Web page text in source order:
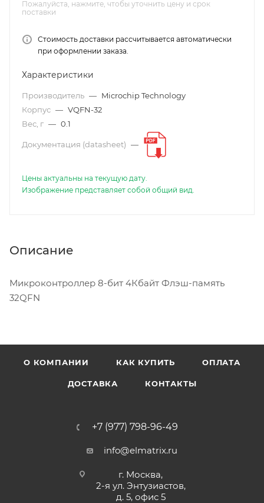
Пожалуйста, нажмите, чтобы уточнить цену и срок
поставки
Стоимость доставки рассчитывается автоматически
при оформлении заказа.
Характеристики
Производитель — Microchip Technology
Корпус — VQFN-32
Вес, г — 0.1
Документация (datasheet) —
Цены актуальны на текущую дату.
Изображение представляет собой общий вид.
Описание
Микроконтроллер 8-бит 4Кбайт Флэш-память
32QFN
О КОМПАНИИ КАК КУПИТЬ ОПЛАТА
ДОСТАВКА КОНТАКТЫ
+7 (977) 798-96-49
info@elmatrix.ru
г. Москва,
2-я ул. Энтузиастов,
д. 5, офис 5